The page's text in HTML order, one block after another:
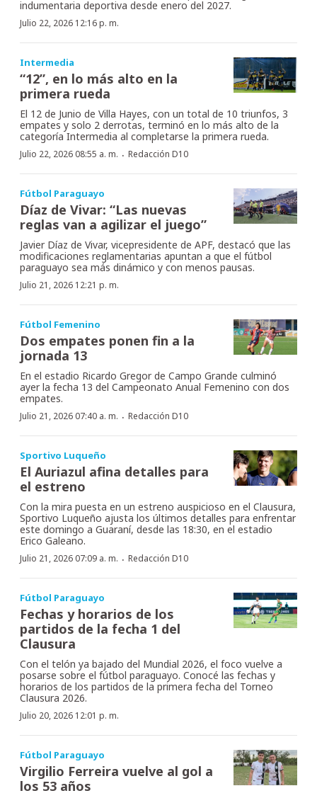
indumentaria deportiva desde enero del 2027.
Julio 22, 2026 12:16 p. m.
Intermedia
“12”, en lo más alto en la
primera rueda
El 12 de Junio de Villa Hayes, con un total de 10 triunfos, 3
empates y solo 2 derrotas, terminó en lo más alto de la
categoría Intermedia al completarse la primera rueda.
Julio 22, 2026 08:55 a. m. · Redacción D10
Fútbol Paraguayo
Díaz de Vivar: “Las nuevas
reglas van a agilizar el juego”
Javier Díaz de Vivar, vicepresidente de APF, destacó que las
modificaciones reglamentarias apuntan a que el fútbol
paraguayo sea más dinámico y con menos pausas.
Julio 21, 2026 12:21 p. m.
Fútbol Femenino
Dos empates ponen fin a la
jornada 13
En el estadio Ricardo Gregor de Campo Grande culminó
ayer la fecha 13 del Campeonato Anual Femenino con dos
empates.
Julio 21, 2026 07:40 a. m. · Redacción D10
Sportivo Luqueño
El Auriazul afina detalles para
el estreno
Con la mira puesta en un estreno auspicioso en el Clausura,
Sportivo Luqueño ajusta los últimos detalles para enfrentar
este domingo a Guaraní, desde las 18:30, en el estadio
Erico Galeano.
Julio 21, 2026 07:09 a. m. · Redacción D10
Fútbol Paraguayo
Fechas y horarios de los
partidos de la fecha 1 del
Clausura
Con el telón ya bajado del Mundial 2026, el foco vuelve a
posarse sobre el fútbol paraguayo. Conocé las fechas y
horarios de los partidos de la primera fecha del Torneo
Clausura 2026.
Julio 20, 2026 12:01 p. m.
Fútbol Paraguayo
Virgilio Ferreira vuelve al gol a
los 53 años